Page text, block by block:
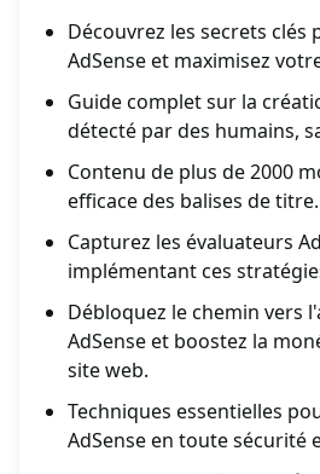
Découvrez les secrets
AdSense et maximisez
Guide complet sur la
détecté par des humains,
Contenu de plus de 2000
efficace des balises de titre.
Capturez les évaluateurs
implémentant ces
Débloquez le chemin vers
AdSense et boostez la
site web.
Techniques essentielles
AdSense en toute sécurité